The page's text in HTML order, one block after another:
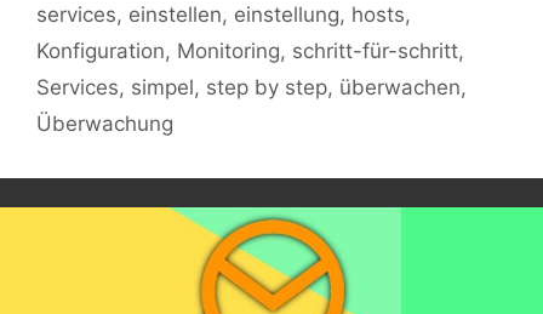
services, einstellen, einstellung, hosts,
Konfiguration, Monitoring, schritt-für-schritt,
Services, simpel, step by step, überwachen,
Überwachung